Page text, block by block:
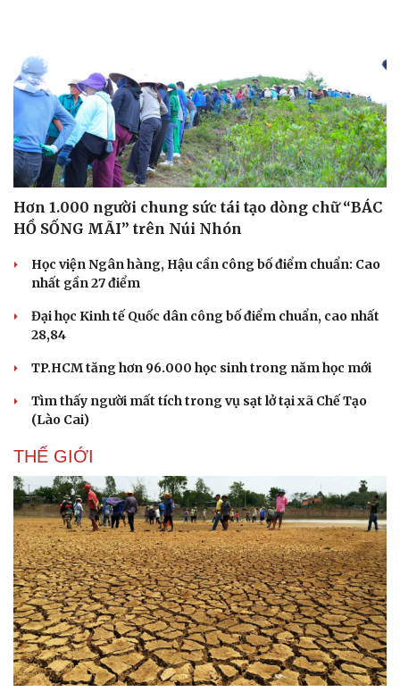
Hơn 1.000 người chung sức tái tạo dòng chữ “BÁC
HỒ SỐNG MÃI” trên Núi Nhón
Học viện Ngân hàng, Hậu cần công bố điểm chuẩn: Cao
nhất gần 27 điểm
Đại học Kinh tế Quốc dân công bố điểm chuẩn, cao nhất
28,84
TP.HCM tăng hơn 96.000 học sinh trong năm học mới
Tìm thấy người mất tích trong vụ sạt lở tại xã Chế Tạo
(Lào Cai)
THẾ GIỚI